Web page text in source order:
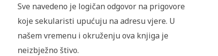
Sve navedeno je logičan odgovor na prigovore
koje sekularisti upućuju na adresu vjere. U
našem vremenu i okruženju ova knjiga je
neizbježno štivo.